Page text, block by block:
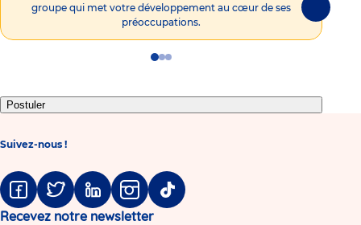
groupe qui met votre développement au cœur de ses
préoccupations.
Go
1
Go
2
Go
3
Postuler
Suivez-nous !
FacebookTwitter LinkedinInstagramTiktok
Recevez notre newsletter